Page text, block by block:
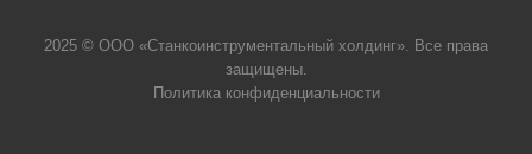
2025 © ООО «Станкоинструментальный холдинг». Все права
защищены.
Политика конфиденциальности